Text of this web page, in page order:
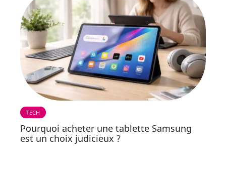
TECH
Pourquoi acheter une tablette Samsung
est un choix judicieux ?